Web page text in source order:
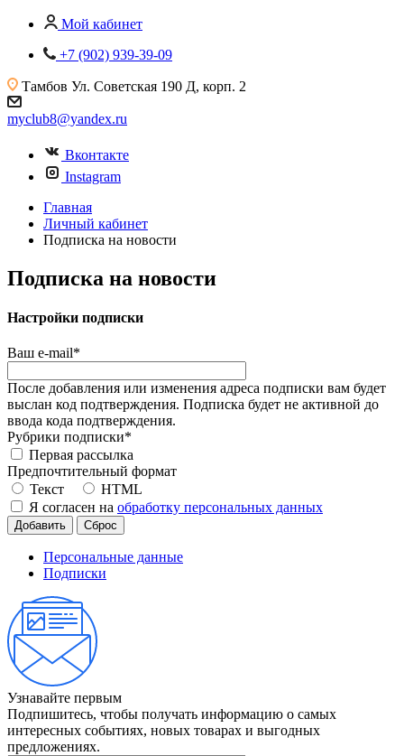
Мой кабинет
+7 (902) 939-39-09
Тамбов Ул. Советская 190 Д, корп. 2
myclub8@yandex.ru
Вконтакте
Instagram
Главная
Личный кабинет
Подписка на новости
Подписка на новости
Настройки подписки
Ваш e-mail*
После добавления или изменения адреса подписки вам будет
выслан код подтверждения. Подписка будет не активной до
ввода кода подтверждения.
Рубрики подписки*
Первая рассылка
Предпочтительный формат
Текст
HTML
Я согласен на обработку персональных данных
Персональные данные
Подписки
Узнавайте первым
Подпишитесь, чтобы получать информацию о самых
интересных событиях, новых товарах и выгодных
предложениях.